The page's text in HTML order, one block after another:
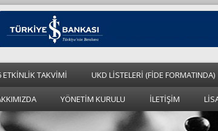
ETKİNLİK TAKVİMİ UKD LİSTELERİ (FİDE FORMATINDA)
YÖNETİM KURULU İLETİŞİM